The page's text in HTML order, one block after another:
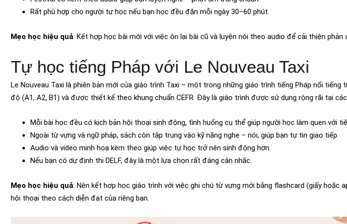
Rất phù hợp cho người tự học nếu bạn học đều đặn mỗi ngày 30–60 phút.
Mẹo học hiệu quả: Kết hợp học bài mới với việc ôn lại bài cũ và luyện nói theo audio để cải thiện phản
Tự học tiếng Pháp với Le Nouveau Taxi
Le Nouveau Taxi là phiên bản mới của giáo trình Taxi – một trong những giáo trình tiếng Pháp nổi tiếng
độ (A1, A2, B1) và được thiết kế theo khung chuẩn CEFR. Đây là giáo trình được sử dụng rộng rãi tại
Mỗi bài học đều có kịch bản hội thoại sinh động, tình huống cụ thể giúp người học làm quen với
Ngoài từ vựng và ngữ pháp, sách còn tập trung vào kỹ năng nghe – nói, giúp bạn tự tin giao tiếp.
Audio và video minh hoạ kèm theo giúp việc tự học trở nên sinh động hơn.
Nếu bạn có dự định thi DELF, đây là một lựa chọn rất đáng cân nhắc.
Mẹo học hiệu quả: Nên kết hợp học giáo trình với việc ghi chú từ vựng mới bằng flashcard (giấy hoặc
hội thoại theo cách diễn đạt của riêng bạn.